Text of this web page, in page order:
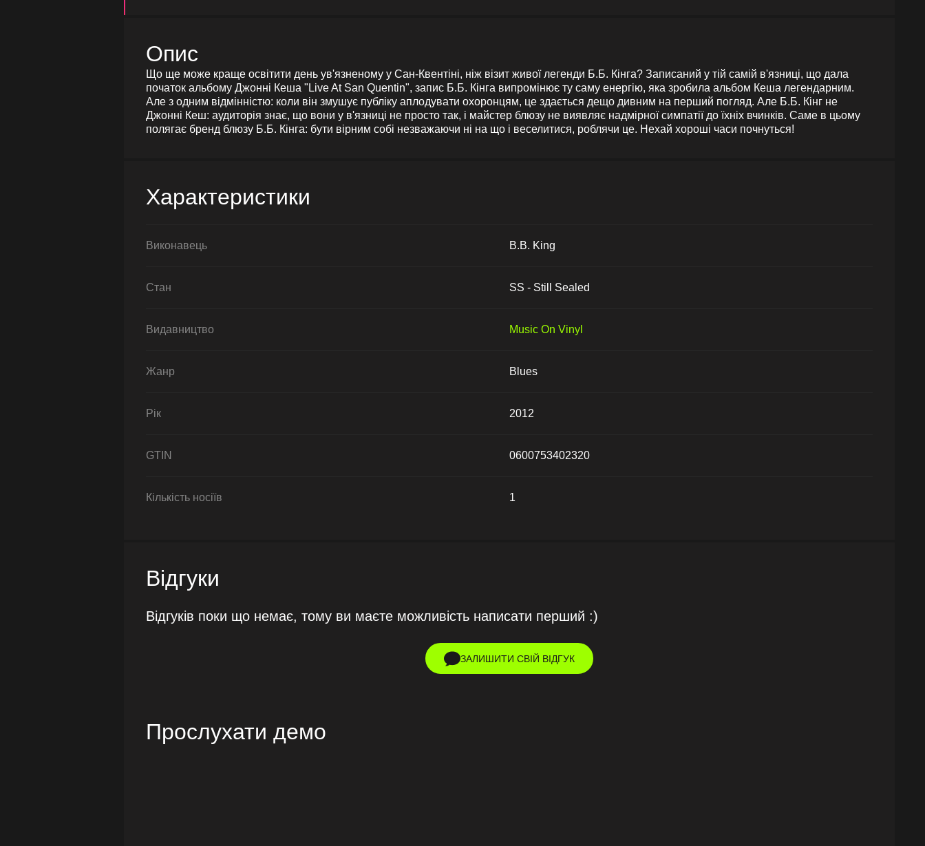
Опис
Що ще може краще освітити день ув'язненому у Сан-Квентіні, ніж візит живої легенди Б.Б. Кінга? Записаний у тій самій в'язниці, що дала
початок альбому Джонні Кеша "Live At San Quentin", запис Б.Б. Кінга випромінює ту саму енергію, яка зробила альбом Кеша легендарним.
Але з одним відмінністю: коли він змушує публіку аплодувати охоронцям, це здається дещо дивним на перший погляд. Але Б.Б. Кінг не
Джонні Кеш: аудиторія знає, що вони у в'язниці не просто так, і майстер блюзу не виявляє надмірної симпатії до їхніх вчинків. Саме в цьому
полягає бренд блюзу Б.Б. Кінга: бути вірним собі незважаючи ні на що і веселитися, роблячи це. Нехай хороші часи почнуться!
Характеристики
Виконавець B.B. King
Стан SS - Still Sealed
Видавництво Music On Vinyl
Жанр Blues
Рік 2012
GTIN 0600753402320
Кількість носіїв 1
Відгуки
Відгуків поки що немає, тому ви маєте можливість написати перший :)
ЗАЛИШИТИ СВІЙ ВІДГУК
Прослухати демо